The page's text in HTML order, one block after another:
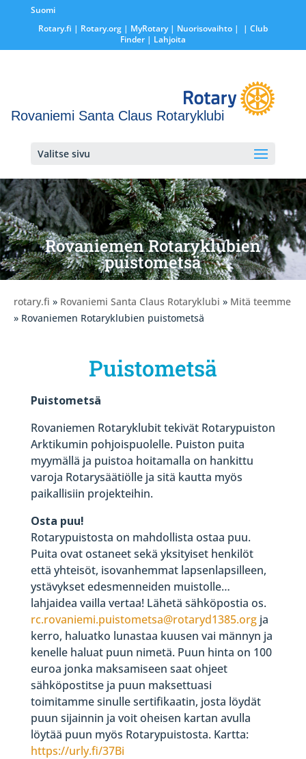
Suomi
Rotary.fi | Rotary.org| MyRotary | Nuorisovaihto|
| Club
Finder| Lahjoita
Rovaniemi Santa Claus Rotaryklubi
Valitse sivu
Rovaniemen Rotaryklubien
puistometsä
rotary.fi » Rovaniemi Santa Claus Rotaryklubi » Mitä teemme
» Rovaniemen Rotaryklubien puistometsä
Puistometsä
Puistometsä
Rovaniemen Rotaryklubit tekivät Rotarypuiston
Arktikumin pohjoispuolelle. Puiston puita
myymällä ja puistoa hoitamalla on hankittu
varoja Rotarysäätiölle ja sitä kautta myös
paikallisiin projekteihin.
Osta puu!
Rotarypuistosta on mahdollista ostaa puu.
Puita ovat ostaneet sekä yksityiset henkilöt
että yhteisöt, isovanhemmat lapsenlapsilleen,
ystävykset edesmenneiden muistolle…
lahjaidea vailla vertaa! Lähetä sähköpostia os.
rc.rovaniemi.puistometsa@rotaryd1385.orgja
kerro, haluatko lunastaa kuusen vai männyn ja
kenelle haluat puun nimetä. Puun hinta on 100
euroa jonka maksamiseen saat ohjeet
sähköpostitse ja puun maksettuasi
toimitamme sinulle sertifikaatin, josta löydät
puun sijainnin ja voit oheisen kartan avulla
löytää puun myös Rotarypuistosta. Kartta:
https://urly.fi/37Bi